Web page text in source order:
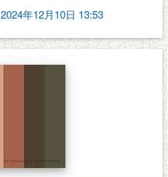
2024年12月10日 13:53